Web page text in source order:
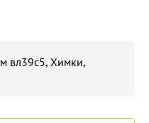
вл39с5, Химки,